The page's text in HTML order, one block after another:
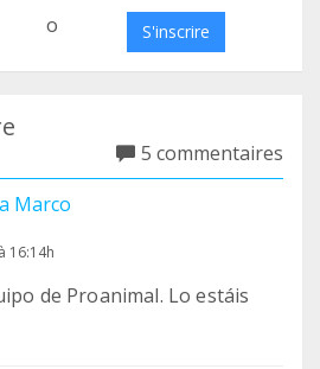
o S'inscrire
5 commentaires
Marco
16:14h
de Proanimal. Lo estáis